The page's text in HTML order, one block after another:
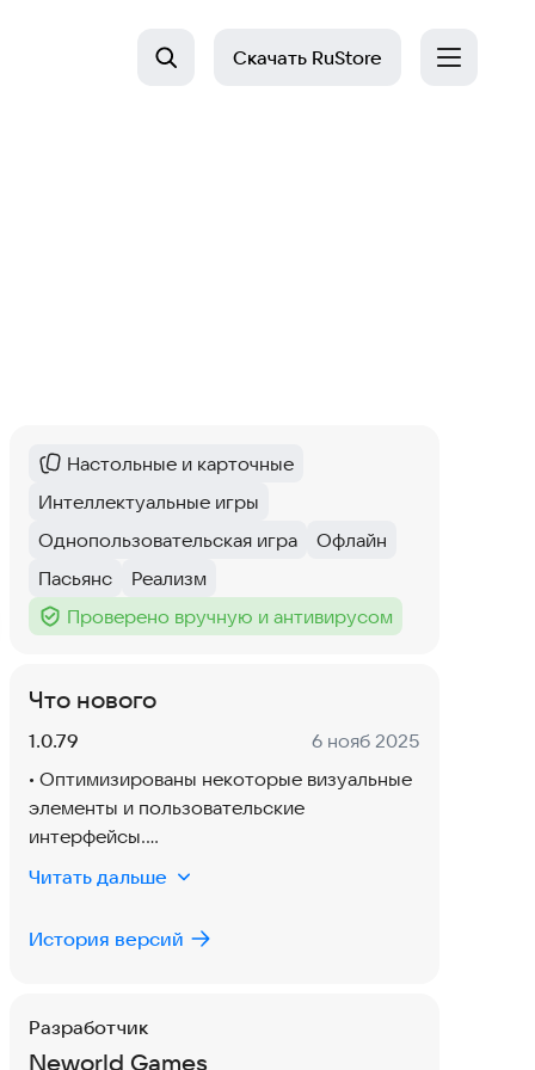
Скачать RuStore
Категория:
Настольные и карточные
Тег :
Интеллектуальные игры
Тег:
Однопользовательская игра
Тег:
Офлайн
Тег:
Пасьянс
Тег:
Реализм
Тег :
Проверено вручную и антивирусом
Что нового
Версия:
1.0.79 Дата:
6 нояб 2025
• Оптимизированы некоторые визуальные
элементы и пользовательские
интерфейсы.
• Исправлены ошибки и улучшена
производительность.
Читать дальше
История версий
Разработчик
Neworld Games